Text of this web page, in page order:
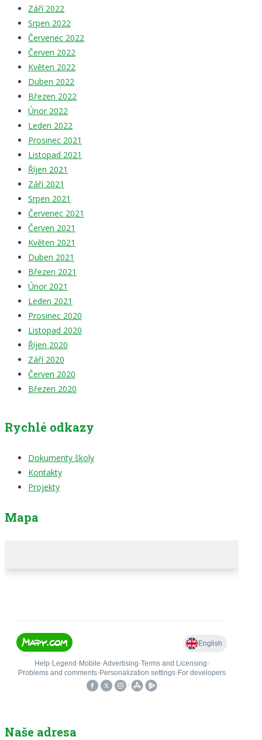
Září 2022
Srpen 2022
Červenec 2022
Červen 2022
Květen 2022
Duben 2022
Březen 2022
Únor 2022
Leden 2022
Prosinec 2021
Listopad 2021
Říjen 2021
Září 2021
Srpen 2021
Červenec 2021
Červen 2021
Květen 2021
Duben 2021
Březen 2021
Únor 2021
Leden 2021
Prosinec 2020
Listopad 2020
Říjen 2020
Září 2020
Červen 2020
Březen 2020
Rychlé odkazy
Dokumenty školy
Kontakty
Projekty
Mapa
Naše adresa